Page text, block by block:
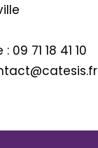
09 71 18 41 10